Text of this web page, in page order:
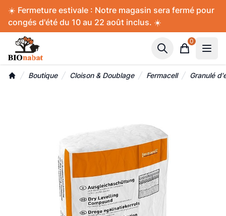
Accès au contenu
☀️ Fermeture estivale : Notre magasin sera fermé pour
congés d'été du 10 au 22 août inclus. ☀️
Panier
0
Boutique Cloison & Doublage Fermacell Granulé
Panneau de gestion des cookies